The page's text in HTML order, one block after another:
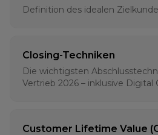
Definition des idealen
Closing-Techniken
Die wichtigsten
Vertrieb 2026 – inklusive Digital
Customer Lifetime Value